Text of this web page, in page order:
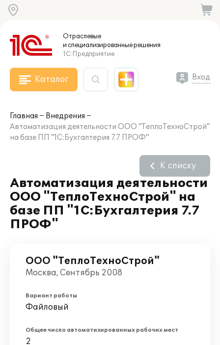
Отраслевые
и специализированныерешения
1С:Предприятие
Каталог Вход
Главная
Внедрения
Автоматизация деятельности ООО "ТеплоТехноСтрой"
на базе ПП "1С:Бухгалтерия 7.7 ПРОФ"
Автоматизация деятельности
ООО "ТеплоТехноСтрой" на
базе ПП "1С:Бухгалтерия 7.7
ПРОФ"
К списку
ООО "ТеплоТехноСтрой"
Москва, Сентябрь 2008
Вариант работы
Файловый
Общее число автоматизированных рабочих мест
2